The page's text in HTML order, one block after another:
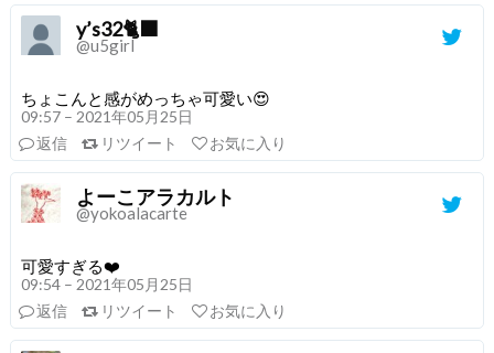
y’s32🐈‍⬛
@u5girl
ちょこんと感がめっちゃ可愛い😍
09:57 – 2021年05月25日
返信
リツイート お気に入り
よーこアラカルト
@yokoalacarte
可愛すぎる❤️
09:54 – 2021年05月25日
返信
リツイート お気に入り